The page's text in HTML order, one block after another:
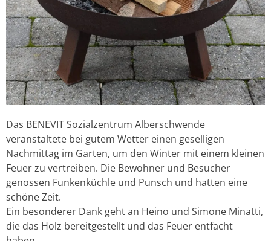
Das BENEVIT Sozialzentrum Alberschwende
veranstaltete bei gutem Wetter einen geselligen
Nachmittag im Garten, um den Winter mit einem kleinen
Feuer zu vertreiben. Die Bewohner und Besucher
genossen Funkenküchle und Punsch und hatten eine
schöne Zeit.
Ein besonderer Dank geht an Heino und Simone Minatti,
die das Holz bereitgestellt und das Feuer entfacht